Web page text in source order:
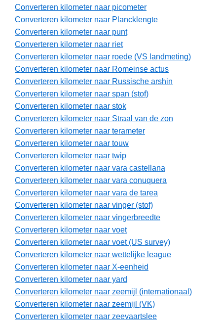
Converteren kilometer naar picometer
Converteren kilometer naar Plancklengte
Converteren kilometer naar punt
Converteren kilometer naar riet
Converteren kilometer naar roede (VS landmeting)
Converteren kilometer naar Romeinse actus
Converteren kilometer naar Russische arshin
Converteren kilometer naar span (stof)
Converteren kilometer naar stok
Converteren kilometer naar Straal van de zon
Converteren kilometer naar terameter
Converteren kilometer naar touw
Converteren kilometer naar twip
Converteren kilometer naar vara castellana
Converteren kilometer naar vara conuquera
Converteren kilometer naar vara de tarea
Converteren kilometer naar vinger (stof)
Converteren kilometer naar vingerbreedte
Converteren kilometer naar voet
Converteren kilometer naar voet (US survey)
Converteren kilometer naar wettelijke league
Converteren kilometer naar X-eenheid
Converteren kilometer naar yard
Converteren kilometer naar zeemijl (internationaal)
Converteren kilometer naar zeemijl (VK)
Converteren kilometer naar zeevaartslee